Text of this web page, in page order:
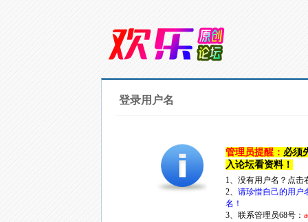
登录用户名
管理员提醒： 必须
入论坛看资料！
1、没有用户名？点
2、 请珍惜自己的用户
名！
3、联系管理员68号：